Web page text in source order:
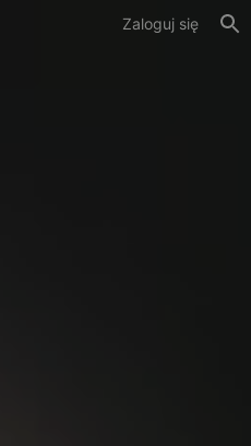
Zaloguj się